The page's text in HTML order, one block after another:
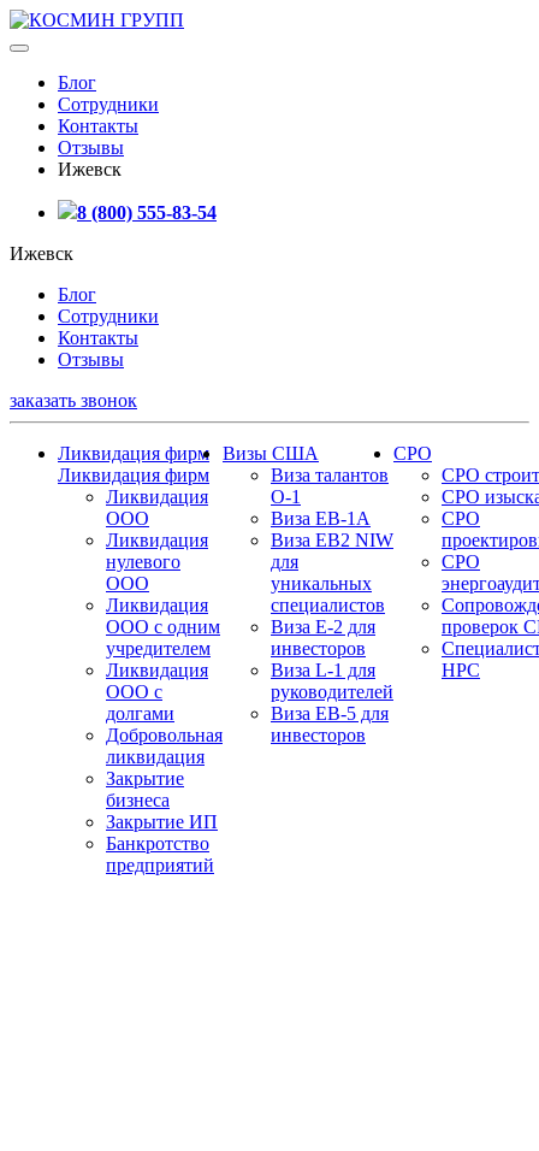
Блог
Сотрудники
Контакты
Отзывы
Ижевск
8 (800) 555-83-54
Ижевск
Блог
Сотрудники
Контакты
Отзывы
заказать звонок
Ликвидация фирм
Ликвидация фирм
Ликвидация
ООО
Ликвидация
нулевого
ООО
Ликвидация
ООО с одним
учредителем
Ликвидация
ООО с
долгами
Добровольная
ликвидация
Закрытие
бизнеса
Закрытие ИП
Банкротство
предприятий
Визы США
Виза талантов
О-1
Виза EB-1A
Виза EB2 NIW
для
уникальных
специалистов
Виза E-2 для
инвесторов
Виза L-1 для
руководителей
Виза EB-5 для
инвесторов
СРО
СРО
СРО
СРО
СРО
проверок
НРС